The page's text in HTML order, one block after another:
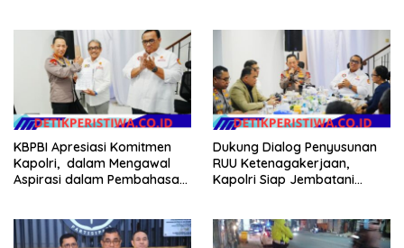
KBPBI Apresiasi Komitmen
Kapolri, dalam Mengawal
Aspirasi dalam Pembahasan
Dukung Dialog Penyusunan
RUU Ketenagakerjaan,
Kapolri Siap Jembatani